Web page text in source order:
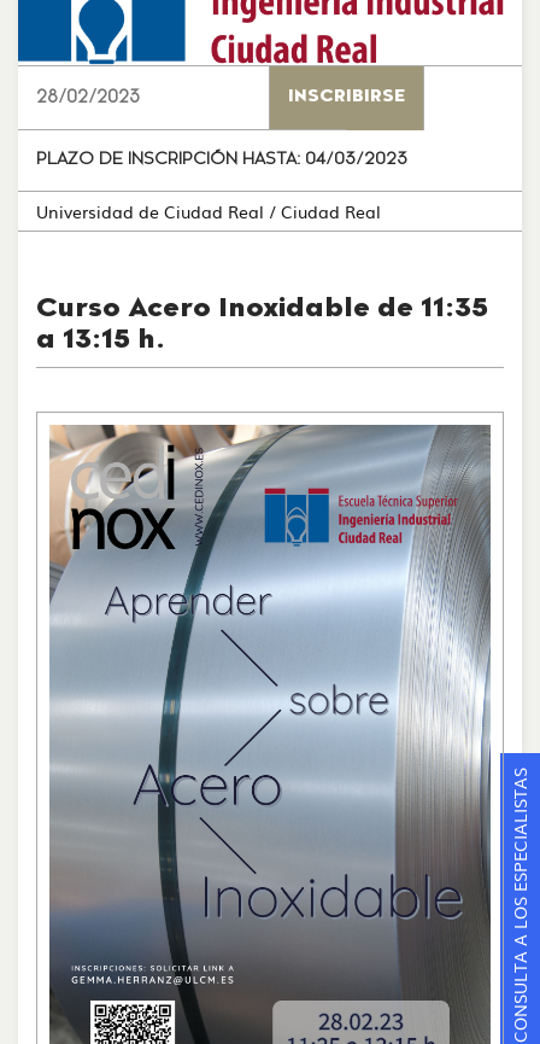
28/02/2023 INSCRIBIRSE
PLAZO DE INSCRIPCIÓN HASTA: 04/03/2023
Universidad de Ciudad Real / Ciudad Real
Curso Acero Inoxidable de 11:35
a 13:15 h.
CONSULTA A LOS ESPECIALISTAS